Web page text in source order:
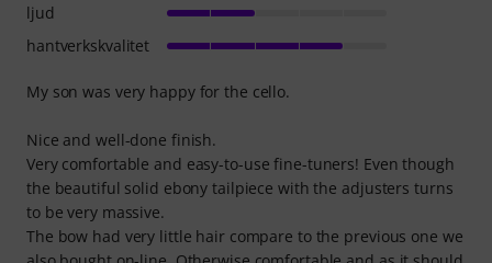
My son was very happy for the cello.
Nice and well-done finish.
Very comfortable and easy-to-use fine-tuners! Even though
the beautiful solid ebony tailpiece with the adjusters turns
to be very massive.
The bow had very little hair compare to the previous one we
ljud
hantverkskvalitet